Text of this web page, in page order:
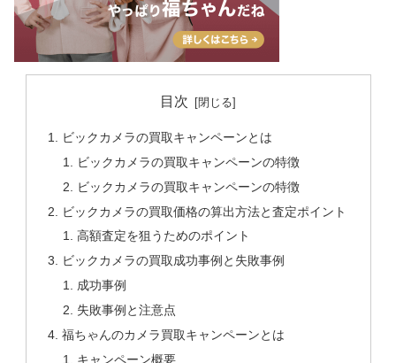
目次
ビックカメラの買取キャンペーンとは
ビックカメラの買取キャンペーンの特徴
ビックカメラの買取キャンペーンの特徴
ビックカメラの買取価格の算出方法と査定ポイント
高額査定を狙うためのポイント
ビックカメラの買取成功事例と失敗事例
成功事例
失敗事例と注意点
福ちゃんのカメラ買取キャンペーンとは
キャンペーン概要